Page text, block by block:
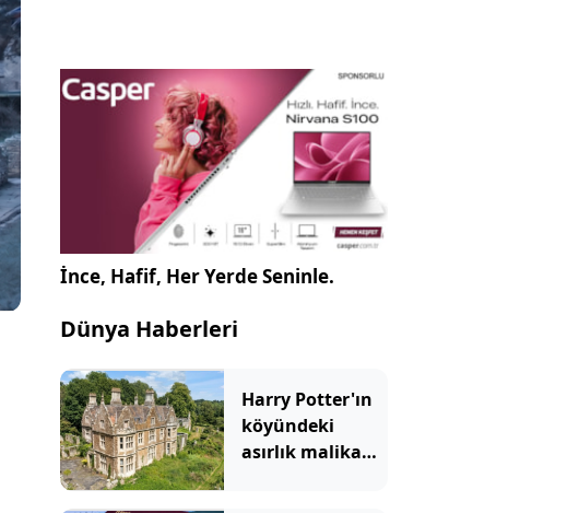
İnce, Hafif, Her Yerde Seninle.
Dünya Haberleri
Harry Potter'ın
köyündeki
asırlık malikane